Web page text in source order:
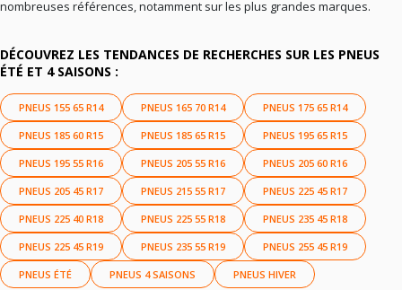
nombreuses références, notamment sur les plus grandes marques.
DÉCOUVREZ LES TENDANCES DE RECHERCHES SUR LES PNEUS
ÉTÉ ET 4 SAISONS :
PNEUS 155 65 R14 PNEUS 165 70 R14 PNEUS 175 65 R14
PNEUS 185 60 R15 PNEUS 185 65 R15 PNEUS 195 65 R15
PNEUS 195 55 R16 PNEUS 205 55 R16 PNEUS 205 60 R16
PNEUS 205 45 R17 PNEUS 215 55 R17 PNEUS 225 45 R17
PNEUS 225 40 R18 PNEUS 225 55 R18 PNEUS 235 45 R18
PNEUS 225 45 R19 PNEUS 235 55 R19 PNEUS 255 45 R19
PNEUS ÉTÉ PNEUS 4 SAISONS PNEUS HIVER